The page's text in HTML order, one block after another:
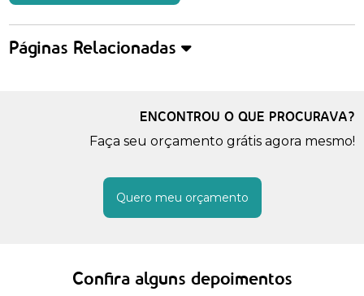
Páginas Relacionadas
ENCONTROU O QUE PROCURAVA?
Faça seu orçamento grátis agora mesmo!
Quero meu orçamento
Confira alguns depoimentos